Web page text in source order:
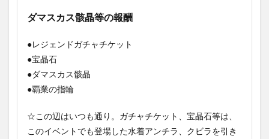
ダマスカス骸晶等の報酬
●レジェンドガチャチケット
●宝晶石
●ダマスカス骸晶
●覇業の指輪
☆この辺はいつも通り。ガチャチケット、宝晶石等は、
このイベントでも登場した水着アンチラ、クビラを引き